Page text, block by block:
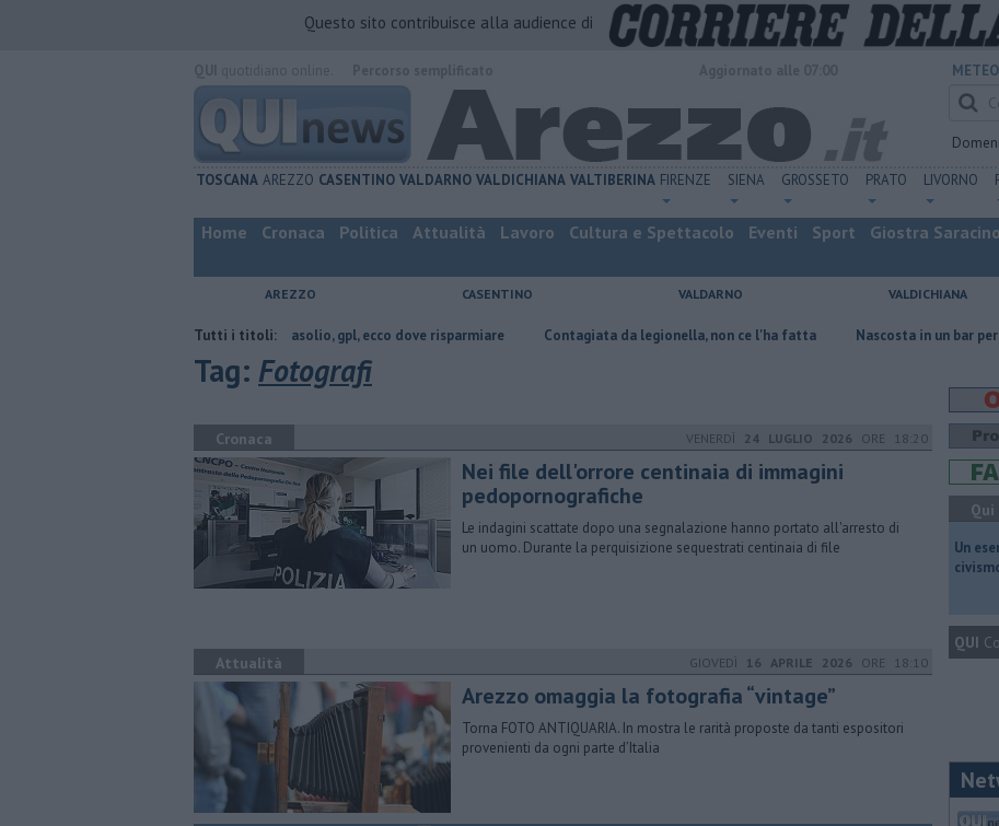
Questo sito contribuisce alla audience di
TOSCANA AREZZO CASENTINO VALDARNO VALDICHIANA VALTIBERINA FIRENZE SIENA GROSSETO PRATO LIVORNO
Home Cronaca Politica Attualità Lavoro Cultura e Spettacolo Eventi Sport Giostra Saracino
AREZZO CASENTINO VALDARNO VALDICHIANA
Tutti i titoli:
​Benzina, gasolio, gpl, ecco dove risparmiare Contagiata da legionella, non ce l'ha fatta Nascosta in un bar per sfuggire alla
Tag: Fotografi
Cronaca VENERDÌ 24 LUGLIO 2026 ORE 18:20
Nei file dell'orrore centinaia di immagini
pedopornografiche
Le indagini scattate dopo una segnalazione hanno portato all'arresto di
un uomo. Durante la perquisizione sequestrati centinaia di file
Attualità GIOVEDÌ 16 APRILE 2026 ORE 18:10
Arezzo omaggia la fotografia “vintage”
Torna FOTO ANTIQUARIA. In mostra le rarità proposte da tanti espositori
provenienti da ogni parte d’Italia
Qui
​Un
QUI